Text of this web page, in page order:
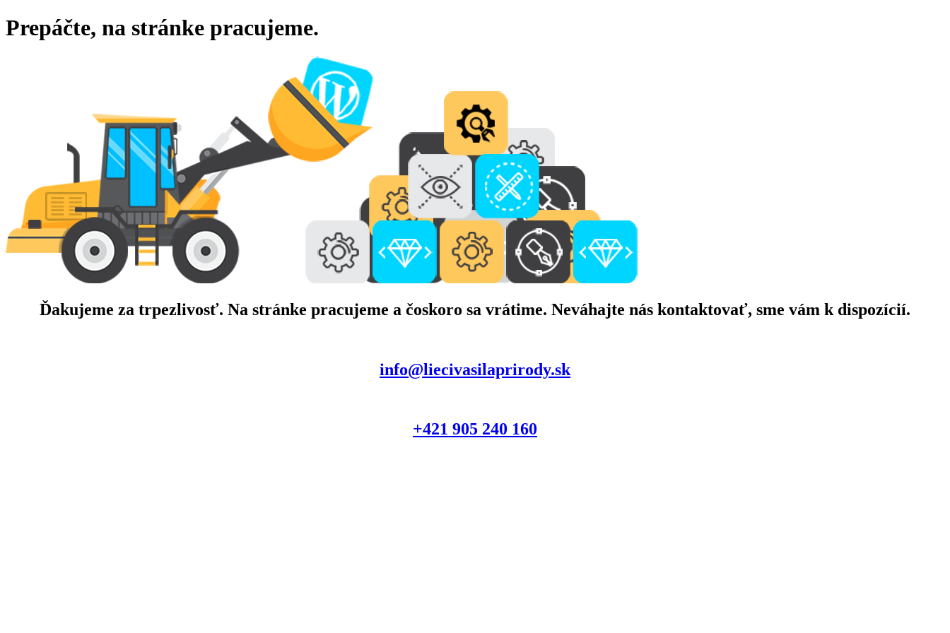
Prepáčte, na stránke pracujeme.
Ďakujeme za trpezlivosť. Na stránke pracujeme a čoskoro sa vrátime. Neváhajte nás kontaktovať, sme vám k dispozícií.
info@liecivasilaprirody.sk
+421 905 240 160